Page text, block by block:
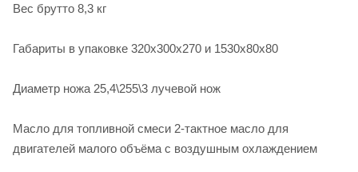
Вес брутто 8,3 кг
Габариты в упаковке 320х300х270 и 1530х80х80
Диаметр ножа 25,4\255\3 лучевой нож
Масло для топливной смеси 2-тактное масло для
двигателей малого объёма с воздушным охлаждением